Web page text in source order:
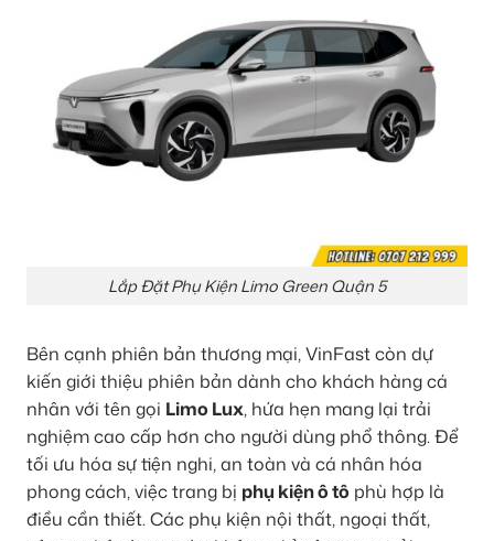
Lắp Đặt Phụ Kiện Limo Green Quận 5
Bên cạnh phiên bản thương mại, VinFast còn dự
kiến giới thiệu phiên bản dành cho khách hàng cá
nhân với tên gọi Limo Lux, hứa hẹn mang lại trải
nghiệm cao cấp hơn cho người dùng phổ thông. Để
tối ưu hóa sự tiện nghi, an toàn và cá nhân hóa
phong cách, việc trang bị phụ kiện ô tô phù hợp là
điều cần thiết. Các phụ kiện nội thất, ngoại thất,